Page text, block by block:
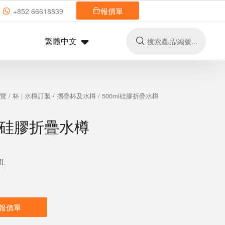
+852 66618839 報價單
繁體中文
/杯 | 水樽訂製 /摺疊杯及水樽 / 500ml硅膠折疊水樽
膠折疊水樽
價單